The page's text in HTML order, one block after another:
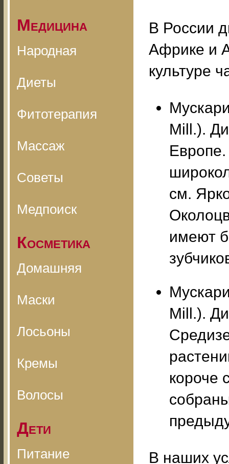
Медицина
Народная
Диеты
Фитотерапия
Массаж
Советы
Медпоиск
Косметика
Домашняя
Маски
Лосьоны
Кремы
Волосы
Дети
Питание
В России
Африке и
культуре
Mill.).
см.
имеют б
Mill.).
короче
В наших